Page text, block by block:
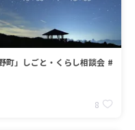
町」しごと・くらし相談会 #
8